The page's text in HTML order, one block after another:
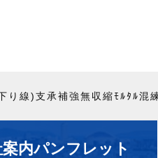
り線)支承補強無収縮ﾓﾙﾀﾙ混
内パンフレット